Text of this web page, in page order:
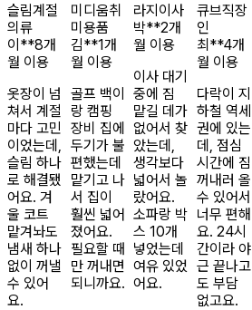
슬림계절
의류
이**8개
월 이용
옷장이 넘
쳐서 계절
마다 고민
이었는데,
슬림 하나
로 해결됐
어요. 겨
울 코트
맡겨놔도
냄새 하나
없이 꺼낼
수 있어
요.
미디움취
미용품
김**1개
월 이용
골프 백이
랑 캠핑
장비 집에
두기가 불
편했는데
맡기고 나
서 집이
훨씬 넓어
졌어요.
필요할 때
만 꺼내면
되니까요.
라지이사
박**2개
월 이용
이사 대기
중에 짐
맡길 데가
없어서 찾
았는데,
생각보다
넓어서 놀
랐어요.
소파랑 박
스 10개
넣었는데
여유 있었
어요.
큐브직장
인
최**4개
월 이용
다락이 지
하철 역세
권에 있는
데, 점심
시간에 짐
꺼내러 올
수 있어서
너무 편해
요. 24시
간이라 야
근 끝나고
도 부담
없고요.